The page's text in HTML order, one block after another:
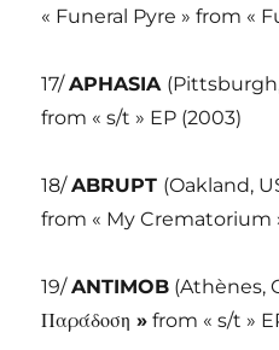
« Funeral Pyre » from «
17/APHASIA (Pittsburgh,
from « s/t » EP (2003)
18/ABRUPT (Oakland,
from « My Crematorium
19/ANTIMOB (Athènes,
Παράδοση » from « s/t »